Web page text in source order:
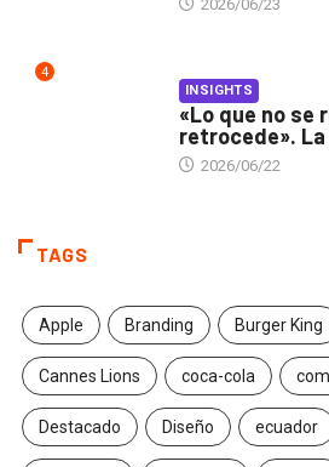
2026/06/23
4
INSIGHTS
«Lo que no se
retrocede». La
2026/06/22
TAGS
Apple Branding Burger King
Cannes Lions coca-cola
Destacado Diseño ecuador